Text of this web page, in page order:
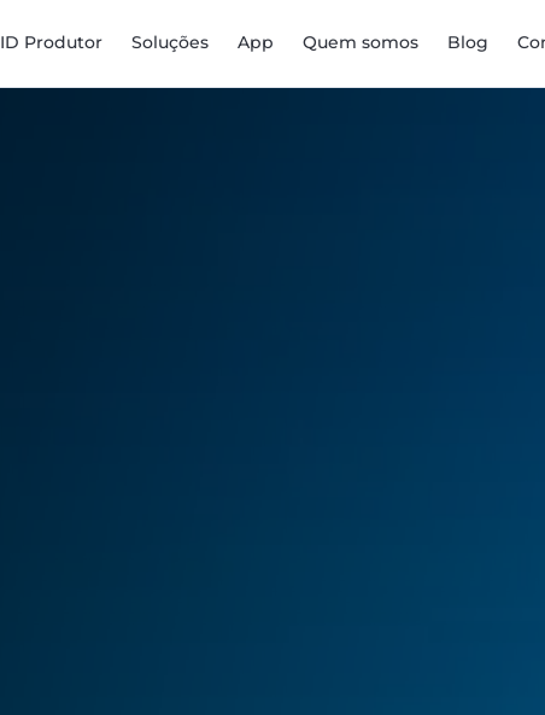
ID Produtor Soluções App Quem somos Blog